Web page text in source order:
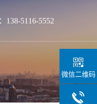
138-5116-5552
微信二维码